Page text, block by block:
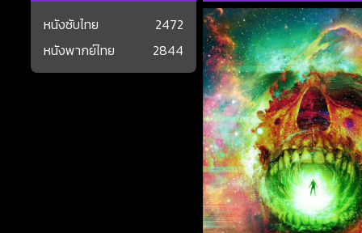
หนังซับไทย
2472
หนังพากย์ไทย
2844